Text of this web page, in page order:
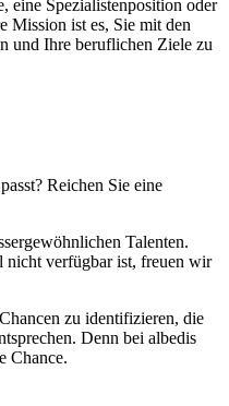
eine Spezialistenposition oder
Mission ist es, Sie mit den
und Ihre beruflichen Ziele zu
Reichen Sie eine
Talenten.
nicht verfügbar ist, freuen wir
zu identifizieren, die
Denn bei albedis
Chance.